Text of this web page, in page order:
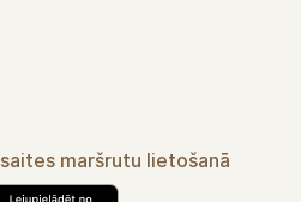
maršrutu lietošanā